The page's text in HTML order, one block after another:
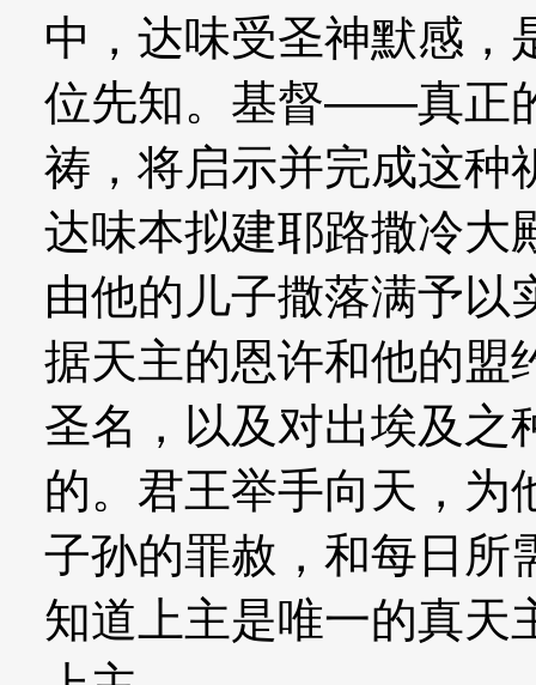
中，达味受圣神默感，
位先知。基督——真正
祷，将启示并完成这种
达味本拟建耶路撒冷大
由他的儿子撒落满予以
据天主的恩许和他的盟
圣名，以及对出埃及之
的。君王举手向天，为
子孙的罪赦，和每日所
知道上主是唯一的真天